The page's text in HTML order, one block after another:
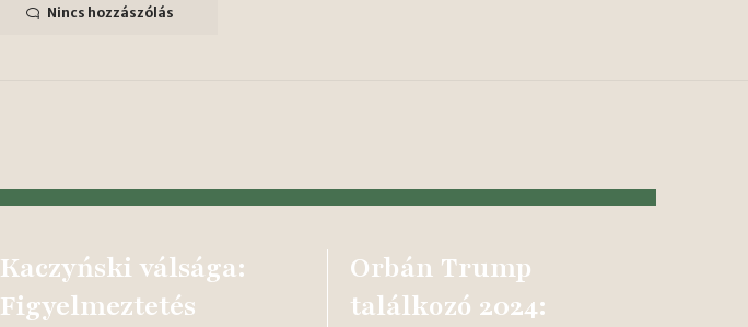
Nincs hozzászólás
Kaczyński válsága:
Figyelmeztetés
Orbán Trump
találkozó 2024: